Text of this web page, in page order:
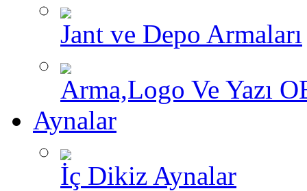
Jant ve Depo Armaları
Arma,Logo Ve Yazı
Aynalar
İç Dikiz Aynalar